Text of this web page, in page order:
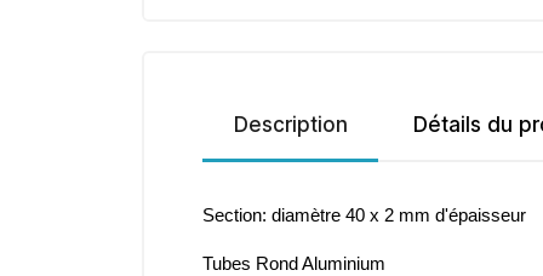
Description Détails du
Section: diamètre 40 x 2 mm d'épaisseur
Tubes Rond Aluminium